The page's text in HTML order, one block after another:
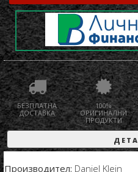
БЕЗПЛАТНА
ДОСТАВКА
100%
ОРИГИНАЛНИ
ПРОДУКТИ
Производител: Daniel Klein